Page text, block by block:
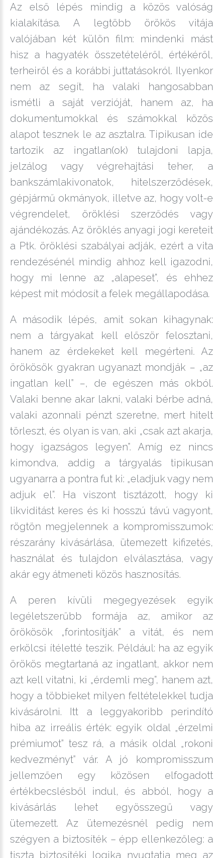
Az első lépés mindig a közös valóság
kialakítása. A legtöbb örökös vitája
valójában két külön film: mindenki mást
hisz a hagyaték összetételéről, értékéről,
terheiről és a korábbi juttatásokról. Ilyenkor
nem az segít, ha valaki hangosabban
ismétli a saját verzióját, hanem az, ha
dokumentumokkal és számokkal közös
alapot tesznek le az asztalra. Tipikusan ide
tartozik az ingatlan(ok) tulajdoni lapja,
jelzálog vagy végrehajtási teher, a
bankszámlakivonatok, hitelszerződések,
gépjármű okmányok, illetve az, hogy volt-e
végrendelet, öröklési szerződés vagy
ajándékozás. Az öröklés anyagi jogi kereteit
a Ptk. öröklési szabályai adják, ezért a vita
rendezésénél mindig ahhoz kell igazodni,
hogy mi lenne az „alapeset”, és ehhez
képest mit módosít a felek megállapodása.
A második lépés, amit sokan kihagynak:
nem a tárgyakat kell először felosztani,
hanem az érdekeket kell megérteni. Az
örökösök gyakran ugyanazt mondják – „az
ingatlan kell” –, de egészen más okból.
Valaki benne akar lakni, valaki bérbe adná,
valaki azonnali pénzt szeretne, mert hitelt
törleszt, és olyan is van, aki „csak azt akarja,
hogy igazságos legyen”. Amíg ez nincs
kimondva, addig a tárgyalás tipikusan
ugyanarra a pontra fut ki: „eladjuk vagy nem
adjuk el”. Ha viszont tisztázott, hogy ki
likviditást keres és ki hosszú távú vagyont,
rögtön megjelennek a kompromisszumok:
részarány kivásárlása, ütemezett kifizetés,
használat és tulajdon elválasztása, vagy
akár egy átmeneti közös hasznosítás.
A peren kívüli megegyezések egyik
legéletszerűbb formája az, amikor az
örökösök „forintosítják” a vitát, és nem
erkölcsi ítéletté teszik. Például: ha az egyik
örökös megtartaná az ingatlant, akkor nem
azt kell vitatni, ki „érdemli meg”, hanem azt,
hogy a többieket milyen feltételekkel tudja
kivásárolni. Itt a leggyakoribb perindító
hiba az irreális érték: egyik oldal „érzelmi
prémiumot” tesz rá, a másik oldal „rokoni
kedvezményt” vár. A jó kompromisszum
jellemzően egy közösen elfogadott
értékbecslésből indul, és abból, hogy a
kivásárlás lehet egyösszegű vagy
ütemezett. Az ütemezésnél pedig nem
szégyen a biztosíték – épp ellenkezőleg: a
tiszta biztosítéki logika nyugtatja meg az